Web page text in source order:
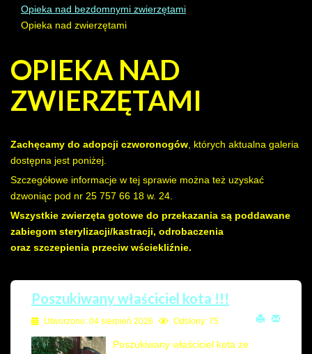
Opieka nad bezdomnymi zwierzętami
Opieka nad zwierzętami
OPIEKA NAD
ZWIERZĘTAMI
Zachęcamy do adopcji czworonogów , których aktualna galeria
dostępna jest poniżej.
Szczegółowe informacje w tej sprawie można też uzyskać
dzwoniąc pod nr 25 757 66 18 w. 24.
Wszystkie zwierzęta gotowe do przekazania są poddawane
zabiegom sterylizacji/kastracji, odrobaczenia
oraz szczepienia przeciw wściekliźnie.
Poszukiwany właściciel kota !!!
Utworzono: 04 sierpień 2026 Odsłony: 75
Poszukiwany właściciel kota ze